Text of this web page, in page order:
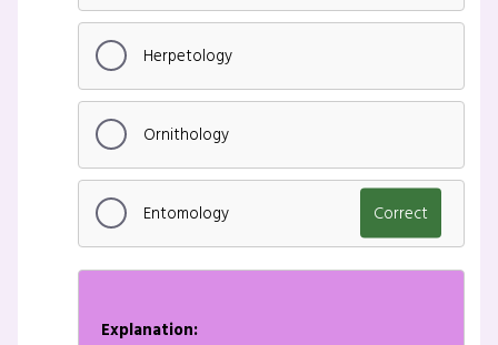
Herpetology
Ornithology
Entomology Correct
Explanation: